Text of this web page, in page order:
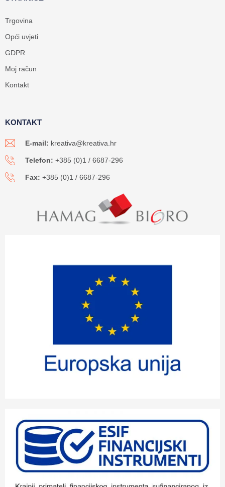
Trgovina
Opći uvjeti
GDPR
Moj račun
Kontakt
KONTAKT
E-mail: kreativa@kreativa.hr
Telefon: +385 (0)1 / 6687-296
Fax: +385 (0)1 / 6687-296